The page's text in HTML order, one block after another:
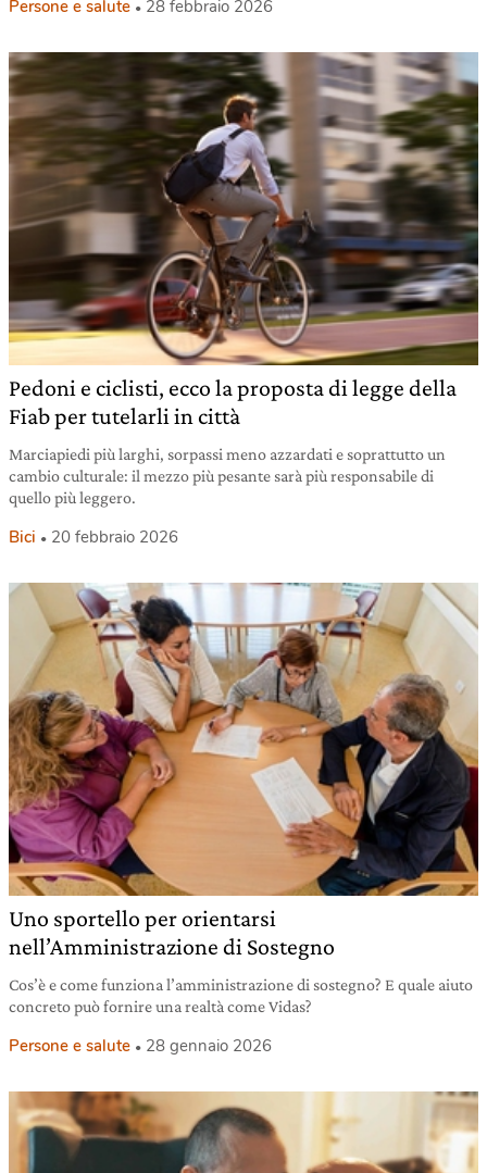
Persone e salute 28 febbraio 2026
Pedoni e ciclisti, ecco la proposta di legge della
Fiab per tutelarli in città
Marciapiedi più larghi, sorpassi meno azzardati e soprattutto un
cambio culturale: il mezzo più pesante sarà più responsabile di
quello più leggero.
Bici 20 febbraio 2026
Uno sportello per orientarsi
nell’Amministrazione di Sostegno
Cos’è e come funziona l’amministrazione di sostegno? E quale aiuto
concreto può fornire una realtà come Vidas?
Persone e salute 28 gennaio 2026